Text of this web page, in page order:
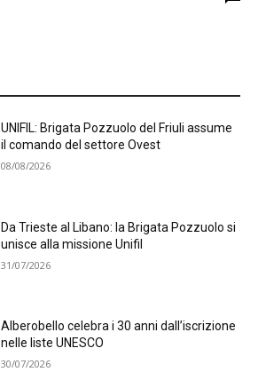
UNIFIL: Brigata Pozzuolo del Friuli assume
il comando del settore Ovest
08/08/2026
Da Trieste al Libano: la Brigata Pozzuolo si
unisce alla missione Unifil
31/07/2026
Alberobello celebra i 30 anni dall’iscrizione
nelle liste UNESCO
30/07/2026